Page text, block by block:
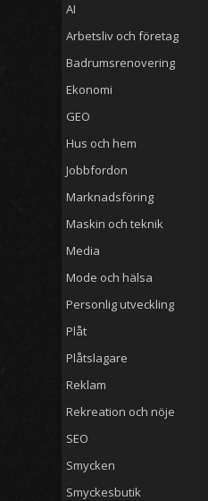
AI
Arbetsliv och företag
Badrumsrenovering
Ekonomi
GEO
Hus och hem
Jobbfordon
Marknadsföring
Maskin och teknik
Media
Mode och hälsa
Personlig utveckling
Plåt
Plåtslagare
Reklam
Rekreation och nöje
SEO
Smycken
Smyckesbutik